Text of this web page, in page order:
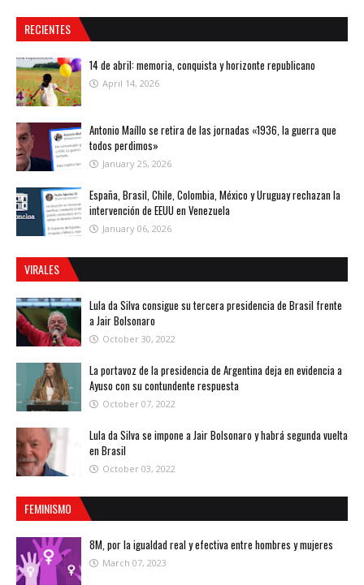
RECIENTES
14 de abril: memoria, conquista y horizonte republicano
April 14, 2026
Antonio Maíllo se retira de las jornadas «1936, la guerra que
todos perdimos»
January 25, 2026
España, Brasil, Chile, Colombia, México y Uruguay rechazan la
intervención de EEUU en Venezuela
January 06, 2026
VIRALES
Lula da Silva consigue su tercera presidencia de Brasil frente
a Jair Bolsonaro
October 30, 2022
La portavoz de la presidencia de Argentina deja en evidencia a
Ayuso con su contundente respuesta
October 07, 2022
Lula da Silva se impone a Jair Bolsonaro y habrá segunda vuelta
en Brasil
October 03, 2022
FEMINISMO
8M, por la igualdad real y efectiva entre hombres y mujeres
March 07, 2023